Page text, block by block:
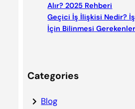
Alır? 2025 Rehberi
Geçici İş İlişkisi Nedir?
İçin Bilinmesi Gerekenler
Categories
Blog